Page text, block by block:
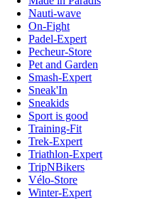
Nauti-wave
On-Fight
Padel-Expert
Pecheur-Store
Pet and Garden
Smash-Expert
Sneak'In
Sneakids
Sport is good
Training-Fit
Trek-Expert
Triathlon-Expert
TripNBikers
Vélo-Store
Winter-Expert